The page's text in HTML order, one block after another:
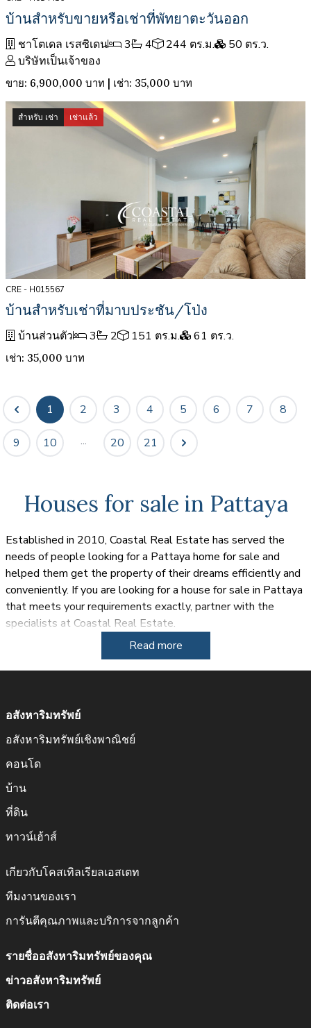
บ้านสำหรับขายหรือเช่าที่พัทยาตะวันออก
ชาโตเดล เรสซิเดน 3 4 244 ตร.ม.
50 ตร.ว.
บริษัทเป็นเจ้าของ
ขาย: 6,900,000 บาท | เช่า: 35,000 บาท
สำหรับ เช่า เช่าแล้ว
CRE - H015567
บ้านสำหรับเช่าที่มาบประชัน/โป่ง
บ้านส่วนตัว 3 2 151 ตร.ม. 61 ตร.ว.
เช่า: 35,000 บาท
1 2 3 4 5 6 7 8
9 10 ... 20 21
Houses for sale in Pattaya
Established in 2010, Coastal Real Estate has served the
needs of people looking for a Pattaya home for sale and
helped them get the property of their dreams efficiently and
conveniently. If you are looking for a house for sale in Pattaya
that meets your requirements exactly, partner with the
specialists at Coastal Real Estate.
The sun drenched tropical paradise of Thailand has been
popular for both expats and tourists for a number of years
finding houses for sale in Pattaya, Thailand is relatively easy,
finding an experienced real estate specialist you can put your
Although Thailand is a beautiful country with property
markets in the number of localities, Pattaya represents the
Pattaya, Thailand, which is in the right location and at the
searches the market to find the right property on your behalf.
Regardless of whether you’re looking for a beachside luxury
house for sale in Pattaya, a house in the centre of the city or
somewhere a bit more rural on the outskirts, we can deliver.
Although the properties in and around Pattaya are well
the city offers are often understated. With a whole host of
Read more
อสังหาริมทรัพย์
อสังหาริมทรัพย์เชิงพาณิชย์
คอนโด
บ้าน
ที่ดิน
ทาวน์เฮ้าส์
เกียวกับโคสเทิลเรียลเอสเตท
ทีมงานของเรา
การันตีคุณภาพและบริการจากลูกค้า
รายชื่ออสังหาริมทรัพย์ของคุณ
ข่าวอสังหาริมทรัพย์
ติดต่อเรา